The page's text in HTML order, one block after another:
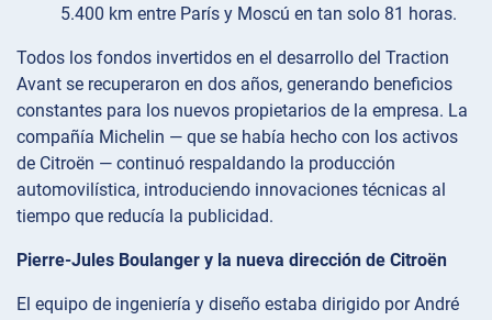
5.400 km entre París y Moscú en tan solo 81 horas.
Todos los fondos invertidos en el desarrollo del Traction
Avant se recuperaron en dos años, generando beneficios
constantes para los nuevos propietarios de la empresa. La
compañía Michelin — que se había hecho con los activos
de Citroën — continuó respaldando la producción
automovilística, introduciendo innovaciones técnicas al
tiempo que reducía la publicidad.
Pierre-Jules Boulanger y la nueva dirección de Citroën
El equipo de ingeniería y diseño estaba dirigido por André